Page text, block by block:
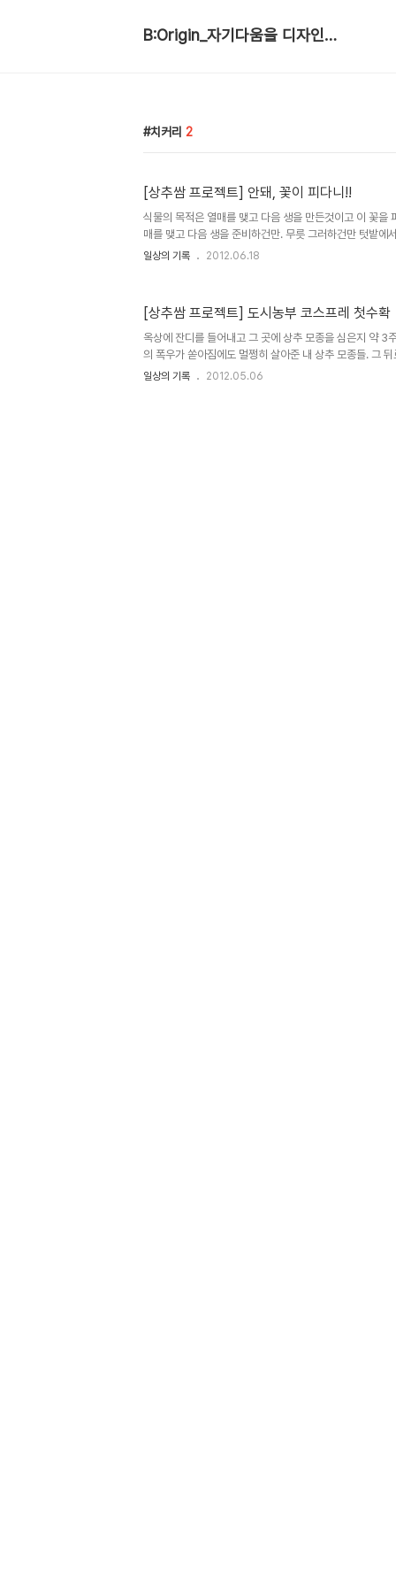
B:Origin_자기다움을 디자인합니다
치커리 2
[상추쌈 프로젝트] 안돼, 꽃이 피다니!!
식물의 목적은 열매를 맺고 다음 생을 만든것이고 이 꽃을
매를 맺고 다음 생을 준비하건만. 무릇 그러하건만 텃밭에
갖에선 꽃이 피우면 안되는거다. 어쩐지 애들이 질겨진다
로 들어가버리고 초토화 됨. 해질녁 찍고나니 더 황량하구만.
일상의 기록 2012.06.18
[상추쌈 프로젝트] 도시농부 코스프레 첫수확
옥상에 잔디를 들어내고 그 곳에 상추 모종을 심은지 약 3
의 폭우가 쏟아짐에도 멀쩡히 살아준 내 상추 모종들. 그
방불케하는 날씨에 가끔 물을 뿌려준 것 말고는 신경을 껐
것에는 손도 못댔다. 무려 오분간 수확의 기쁨을 누린다. 오
일상의 기록 2012.05.06